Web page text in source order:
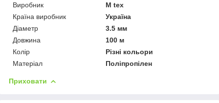
Виробник
M tex
Країна виробник
Україна
Діаметр
3.5 мм
Довжина
100 м
Колір
Різні кольори
Матеріал
Поліпропілен
Приховати